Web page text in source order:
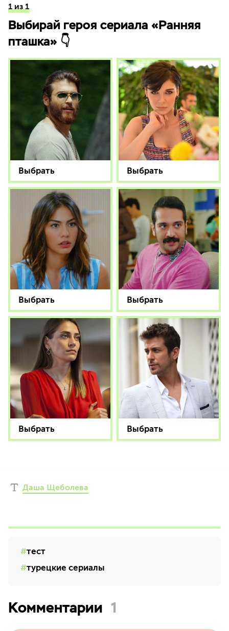
1 из 1
Выбирай героя сериала «Ранняя
пташка» 👇
Выбрать Выбрать
Выбрать Выбрать
Выбрать Выбрать
Даша Щеболева
тест
турецкие сериалы
Комментарии 1